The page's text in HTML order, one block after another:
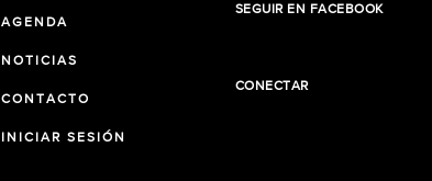
AGENDA
NOTICIAS
CONTACTO
INICIAR SESIÓN
SEGUIR EN FACEBOOK
CONECTAR